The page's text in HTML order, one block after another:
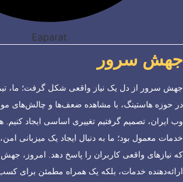
Eaparat
جهش سرور
جهش سرور از دل یک نیاز واقعی شکل گرفت؛ ما،
در حوزه هاستینگ، با مشاهده ضعف‌ها و چالش‌های
وب ایران، تصمیم گرفتیم تغییری اساسی ایجاد کنیم.
خدمات معمول بود؛ ما به دنبال ایجاد یک میزبانی امن،
که نیازهای واقعی کاربران را پاسخ دهد. امروز،
ارائه‌دهنده خدمات، بلکه یک همراه مطمئن برای